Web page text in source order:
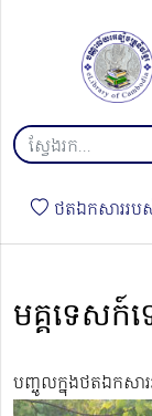
ថតឯកសាររប
មគ្គទេស
បញ្ចូលក្នុងថតឯកសារ